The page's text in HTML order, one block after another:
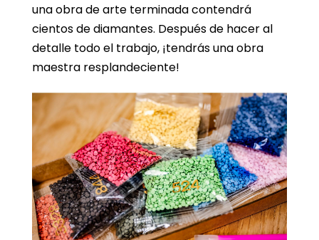
una obra de arte terminada contendrá
cientos de diamantes. Después de hacer al
detalle todo el trabajo, ¡tendrás una obra
maestra resplandeciente!